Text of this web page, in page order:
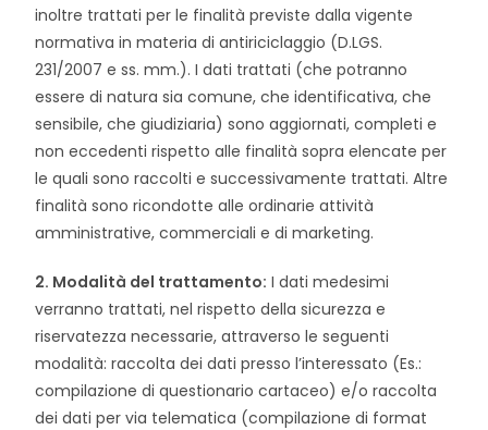
inoltre trattati per le finalità previste dalla vigente
normativa in materia di antiriciclaggio (D.LGS.
231/2007 e ss. mm.). I dati trattati (che potranno
essere di natura sia comune, che identificativa, che
sensibile, che giudiziaria) sono aggiornati, completi e
non eccedenti rispetto alle finalità sopra elencate per
le quali sono raccolti e successivamente trattati. Altre
finalità sono ricondotte alle ordinarie attività
amministrative, commerciali e di marketing.
2. Modalità del trattamento: I dati medesimi
verranno trattati, nel rispetto della sicurezza e
riservatezza necessarie, attraverso le seguenti
modalità: raccolta dei dati presso l’interessato (Es.:
compilazione di questionario cartaceo) e/o raccolta
dei dati per via telematica (compilazione di format